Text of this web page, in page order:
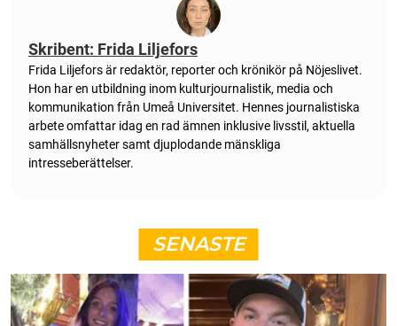
Skribent: Frida Liljefors
Frida Liljefors är redaktör, reporter och krönikör på Nöjeslivet.
Hon har en utbildning inom kulturjournalistik, media och
kommunikation från Umeå Universitet. Hennes journalistiska
arbete omfattar idag en rad ämnen inklusive livsstil, aktuella
samhällsnyheter samt djuplodande mänskliga
intresseberättelser.
SENASTE